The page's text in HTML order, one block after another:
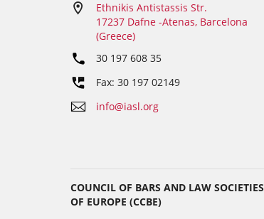
Ethnikis Antistassis Str.
17237 Dafne -Atenas, Barcelona
(Greece)
30 197 608 35
Fax: 30 197 02149
info@iasl.org
COUNCIL OF BARS AND LAW SOCIETIES
OF EUROPE (CCBE)